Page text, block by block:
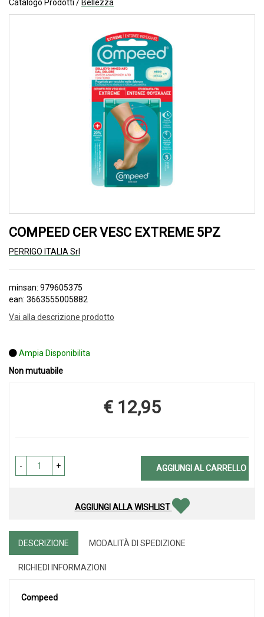
Catalogo Prodotti / Bellezza
COMPEED CER VESC EXTREME 5PZ
PERRIGO ITALIA Srl
minsan: 979605375
ean: 3663555005882
Vai alla descrizione prodotto
Ampia Disponibilita
Non mutuabile
Prezzo
€ 12,95
- + AGGIUNGI AL CARRELLO
AGGIUNGI ALLA WISHLIST
DESCRIZIONE MODALITÀ DI SPEDIZIONE
RICHIEDI INFORMAZIONI
Compeed